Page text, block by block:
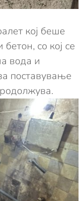
кој беше
со кој се
вода и
поставување